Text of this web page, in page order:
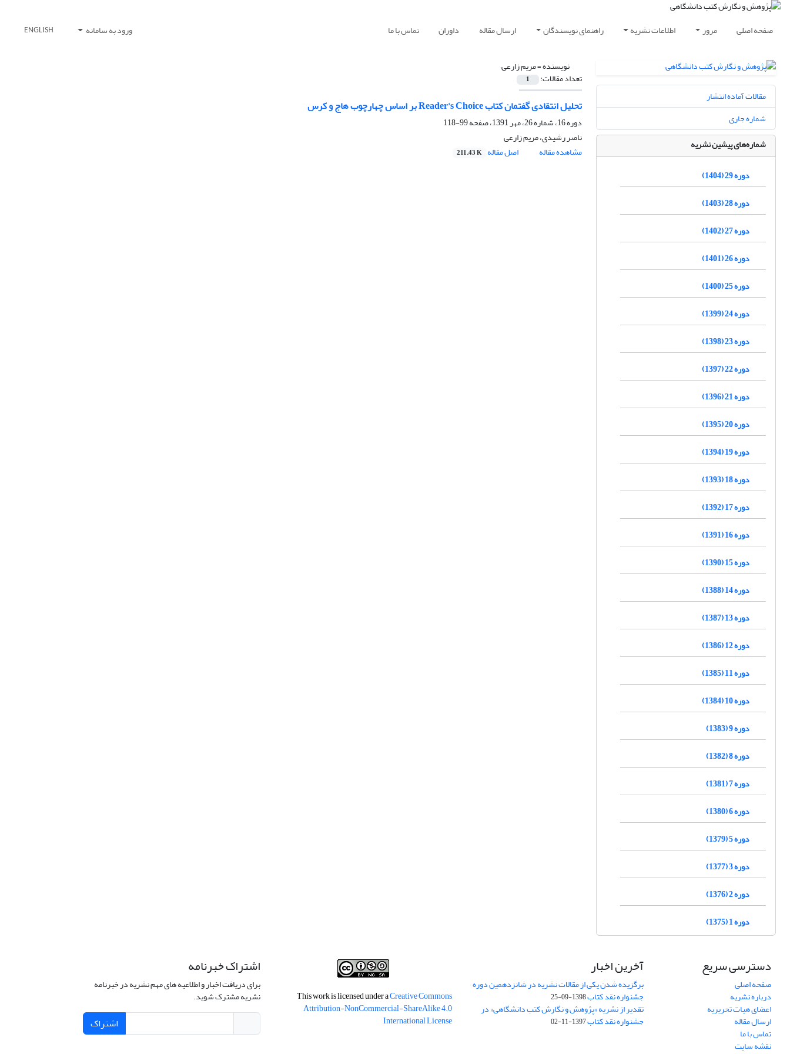
صفحه اصلی مرور اطلاعات نشریه راهنمای نویسندگان ارسال مقاله داوران تماس با ما ورود به سامانه ENGLISH
نویسنده =مریم زارعی
تعداد مقالات: 1
تحلیل انتقادی گفتمان کتاب Reader’s Choice بر اساس چهارچوب هاج و کرس
دوره 16، شماره 26، مهر 1391، صفحه
99-118
ناصر رشیدی، مریم زارعی
مشاهده مقاله
اصل مقاله 211.43 K
مقالات آماده انتشار
شماره جاری
شماره‌های پیشین نشریه
دوره 29 (1404)
دوره 28 (1403)
دوره 27 (1402)
دوره 26 (1401)
دوره 25 (1400)
دوره 24 (1399)
دوره 23 (1398)
دوره 22 (1397)
دوره 21 (1396)
دوره 20 (1395)
دوره 19 (1394)
دوره 18 (1393)
دوره 17 (1392)
دوره 16 (1391)
دوره 15 (1390)
دوره 14 (1388)
دوره 13 (1387)
دوره 12 (1386)
دوره 11 (1385)
دوره 10 (1384)
دوره 9 (1383)
دوره 8 (1382)
دوره 7 (1381)
دوره 6 (1380)
دوره 5 (1379)
دوره 3 (1377)
دوره 2 (1376)
دوره 1 (1375)
دسترسی سریع
صفحه اصلی
درباره نشریه
اعضای هیات تحریریه
ارسال مقاله
تماس با ما
نقشه سایت
آخرین اخبار
برگزیده شدن یکی از مقالات نشریه در شانزدهمین دوره
جشنواره نقد کتاب1398-09-25
تقدیر از نشریه «پژوهش و نگارش کتب دانشگاهی» در
جشنواره نقد کتاب1397-11-02
This work is licensed under aCreative Commons
Attribution-NonCommercial-ShareAlike 4.0
International License
اشتراک خبرنامه
برای دریافت اخبار و اطلاعیه های مهم نشریه در خبرنامه
نشریه مشترک شوید.
اشتراک